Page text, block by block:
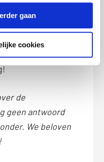
gaan
cookies
en reacties
gebracht. Alleen
van je huurder is
de
geen antwoord
We beloven